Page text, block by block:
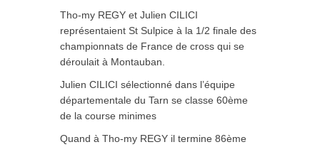
Tho-my REGY et Julien CILICI
représentaient St Sulpice à la 1/2 finale des
championnats de France de cross qui se
déroulait à Montauban.
Julien CILICI sélectionné dans l’équipe
départementale du Tarn se classe 60ème
de la course minimes
Quand à Tho-my REGY il termine 86ème